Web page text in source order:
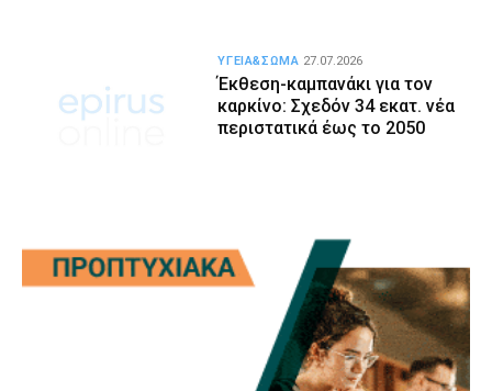
Έκθεση-καμπανάκι για τον
καρκίνο: Σχεδόν 34 εκατ. νέα
περιστατικά έως το 2050
ΥΓΕΙΑ&ΣΩΜΑ 27.07.2026